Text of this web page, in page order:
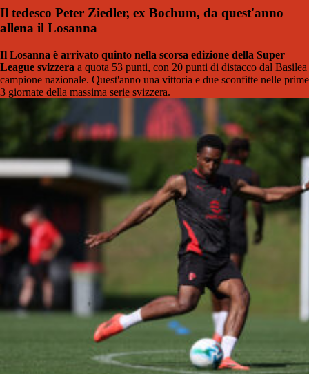
Il tedesco Peter Ziedler, ex Bochum, da quest'anno
allena il Losanna
Il Losanna è arrivato quinto nella scorsa edizione della Super
League svizzera a quota 53 punti, con 20 punti di distacco dal Basilea
campione nazionale. Quest'anno una vittoria e due sconfitte nelle prime
3 giornate della massima serie svizzera.